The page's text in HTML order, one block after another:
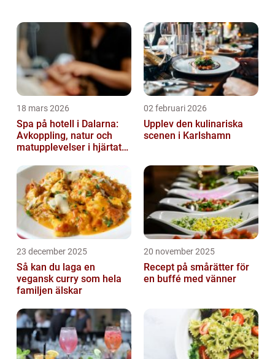
sälta som skapar en spän...
18 mars 2026
Spa på hotell i Dalarna:
Avkoppling, natur och
matupplevelser i hjärtat
02 februari 2026
Upplev den kulinariska
scenen i Karlshamn
23 december 2025
Så kan du laga en
vegansk curry som hela
familjen älskar
20 november 2025
Recept på smårätter för
en buffé med vänner